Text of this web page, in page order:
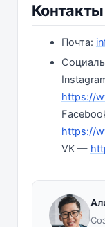
Контакты
Почта:
https://
https://
VK —